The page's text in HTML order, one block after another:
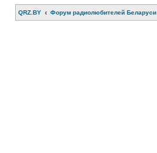
QRZ.BY Форум радиолюбителей Беларуси